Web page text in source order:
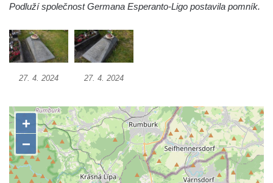
Podluží
Hrob rodiny Pergeltových na hřbitově v
Hrob rodiny Hankovy na hřbitově v Račicích
Hrob Josefa Kolínského na hřbitově v
Račicích
Hrob Josefa Marka na hřbitově v Račicích
Podluží společnost Germana Esperanto-Ligo postavila pomník.
27. 4. 2024 27. 4. 2024